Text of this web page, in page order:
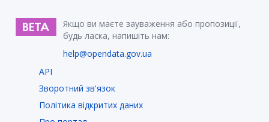
Якщо ви маєте зауваження або пропозиції,
будь ласка, напишіть нам:
help@opendata.gov.ua
API
Зворотний зв'язок
Політика відкритих даних